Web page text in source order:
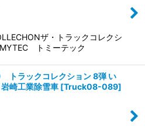
ザ・トラックコレクシ
トミーテック
トラックコレクション 8弾 い
崎工業除雪車 [Truck08-089]